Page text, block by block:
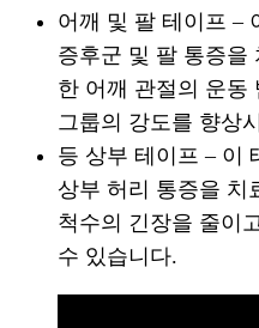
어깨 및 팔 테이프 –
증후군 및 팔 통증을
한 어깨 관절의 운동
그룹의 강도를 향상
등 상부 테이프 – 이
상부 허리 통증을 치
척수의 긴장을 줄이
수 있습니다.